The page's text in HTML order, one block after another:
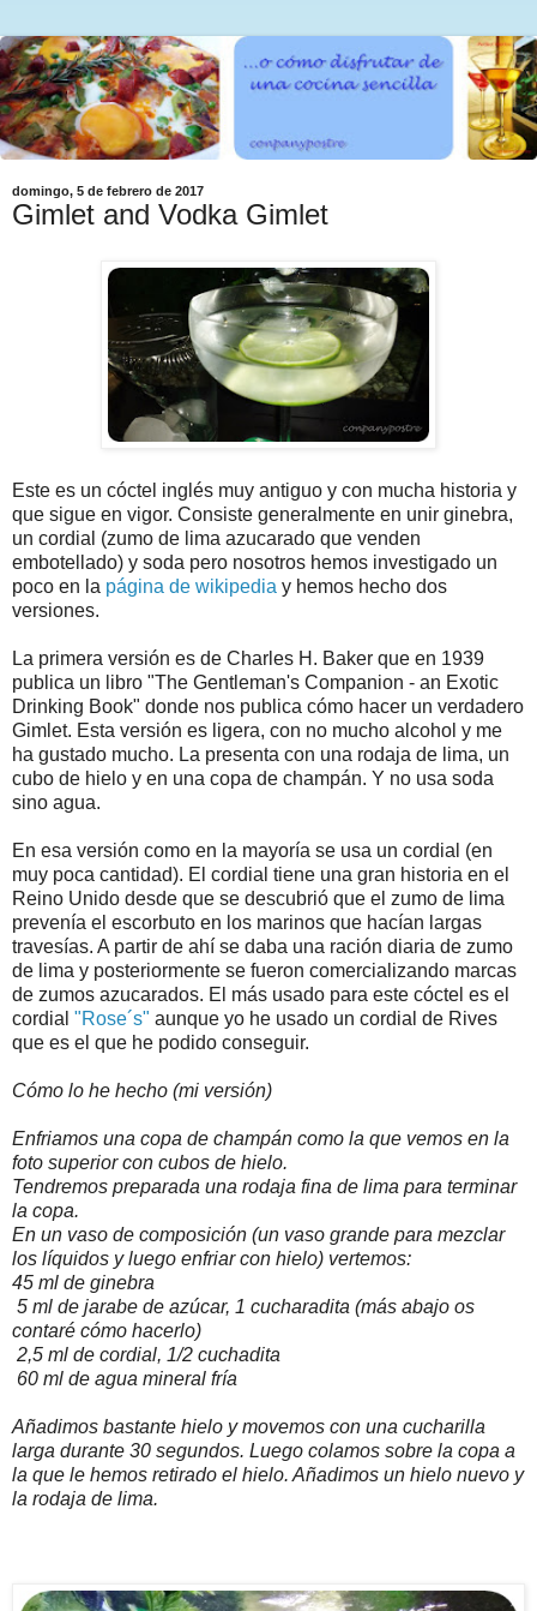
domingo, 5 de febrero de 2017
Gimlet and Vodka Gimlet
Este es un cóctel inglés muy antiguo y con mucha historia y
que sigue en vigor. Consiste generalmente en unir ginebra,
un cordial (zumo de lima azucarado que venden
embotellado) y soda pero nosotros hemos investigado un
poco en la página de wikipedia y hemos hecho dos
versiones.
La primera versión es de Charles H. Baker que en 1939
publica un libro "The Gentleman's Companion - an Exotic
Drinking Book" donde nos publica cómo hacer un verdadero
Gimlet. Esta versión es ligera, con no mucho alcohol y me
ha gustado mucho. La presenta con una rodaja de lima, un
cubo de hielo y en una copa de champán. Y no usa soda
sino agua.
En esa versión como en la mayoría se usa un cordial (en
muy poca cantidad). El cordial tiene una gran historia en el
Reino Unido desde que se descubrió que el zumo de lima
prevenía el escorbuto en los marinos que hacían largas
travesías. A partir de ahí se daba una ración diaria de zumo
de lima y posteriormente se fueron comercializando marcas
de zumos azucarados. El más usado para este cóctel es el
cordial "Rose´s" aunque yo he usado un cordial de Rives
que es el que he podido conseguir.
Cómo lo he hecho (mi versión)
Enfriamos una copa de champán como la que vemos en la
foto superior con cubos de hielo.
Tendremos preparada una rodaja fina de lima para terminar
la copa.
En un vaso de composición (un vaso grande para mezclar
los líquidos y luego enfriar con hielo) vertemos:
45 ml de ginebra
5 ml de jarabe de azúcar, 1 cucharadita (más abajo os
contaré cómo hacerlo)
2,5 ml de cordial, 1/2 cuchadita
60 ml de agua mineral fría
Añadimos bastante hielo y movemos con una cucharilla
larga durante 30 segundos. Luego colamos sobre la copa a
la que le hemos retirado el hielo. Añadimos un hielo nuevo y
la rodaja de lima.